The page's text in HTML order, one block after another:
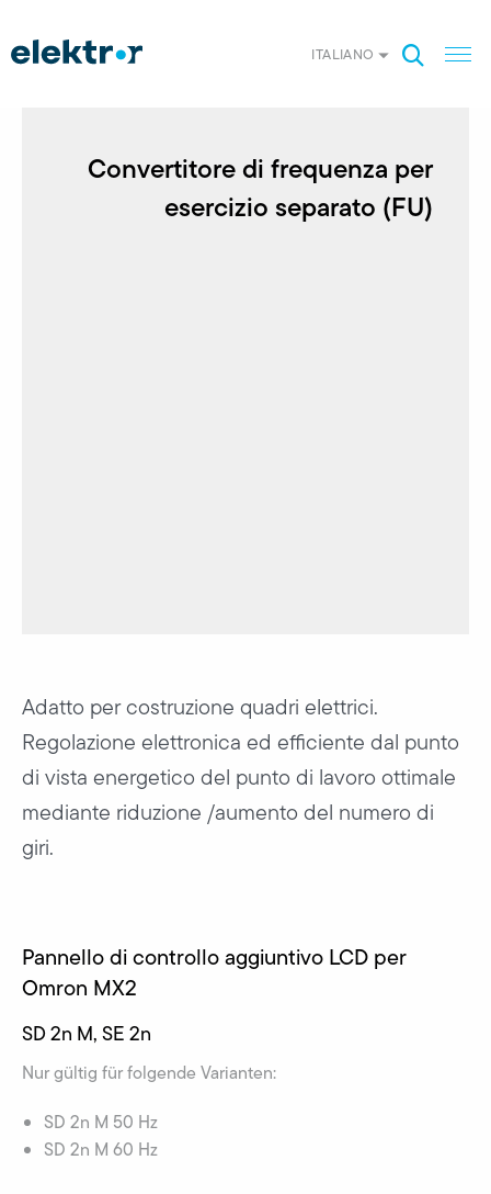
ITALIANO
Convertitore di frequenza per
esercizio separato (FU)
Adatto per costruzione quadri elettrici.
Regolazione elettronica ed efficiente dal punto
di vista energetico del punto di lavoro ottimale
mediante riduzione /aumento del numero di
giri.
Pannello di controllo aggiuntivo LCD per
Omron MX2
SD 2n M, SE 2n
Nur gültig für folgende Varianten:
SD 2n M 50 Hz
SD 2n M 60 Hz